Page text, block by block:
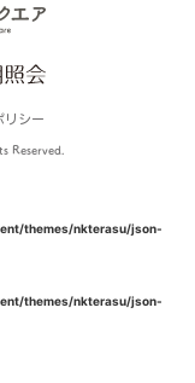
リシー
Reserved.
themes/nkterasu/json-
themes/nkterasu/json-